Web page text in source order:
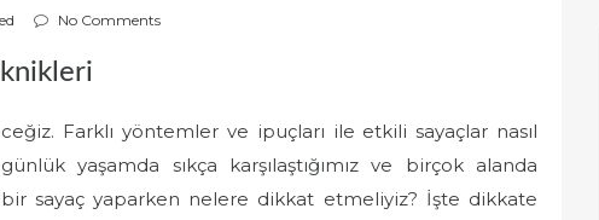
No Comments
Farklı yöntemler ve ipuçları ile etkili sayaçlar nasıl
yaşamda sıkça karşılaştığımız ve birçok alanda
bir sayaç yaparken nelere dikkat etmeliyiz? İşte dikkate